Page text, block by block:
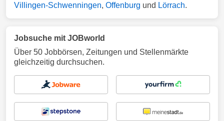
Villingen-Schwenningen, Offenburg und Lörrach.
Jobsuche mit JOBworld
Über 50 Jobbörsen, Zeitungen und Stellenmärkte
gleichzeitig durchsuchen.